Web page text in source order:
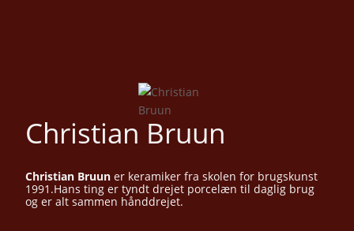
Christian Bruun
Christian Bruun er keramiker fra skolen for brugskunst
1991.Hans ting er tyndt drejet porcelæn til daglig brug
og er alt sammen hånddrejet.